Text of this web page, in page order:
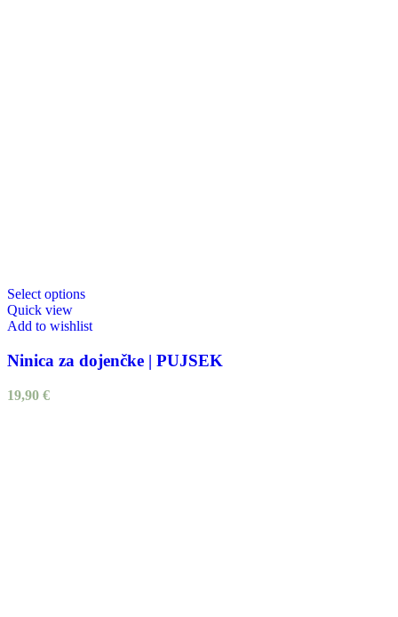
Select options
Quick view
Add to wishlist
Ninica za dojenčke | PUJSEK
19,90 €